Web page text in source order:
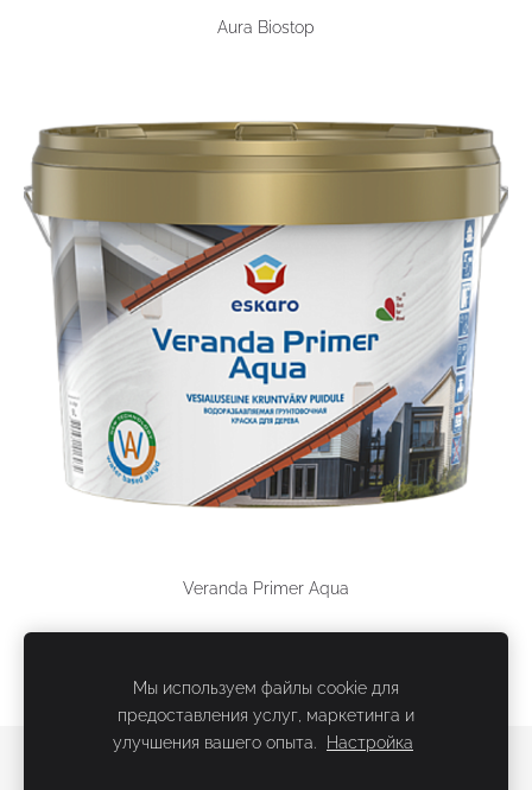
Aura Biostop
Veranda Primer Aqua
Мы используем файлы cookie для
предоставления услуг, маркетинга и
улучшения вашего опыта.
Настройка